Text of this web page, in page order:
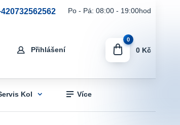
Přihlášení
Po - Pá: 08:00 - 19:00hod
0
0 Kč
Kol Více